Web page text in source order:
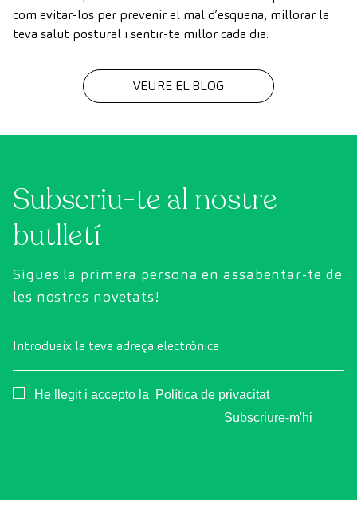
com evitar-los per prevenir el mal d’esquena, millorar la
teva salut postural i sentir-te millor cada dia.
VEURE EL BLOG
Subscriu-te al nostre
butlletí
Sigues la primera persona en assabentar-te de
les nostres novetats!
Introdueix la teva adreça electrònica
Consentimiento
He llegit i accepto la
Política de privacitat
Subscriure-m'hi